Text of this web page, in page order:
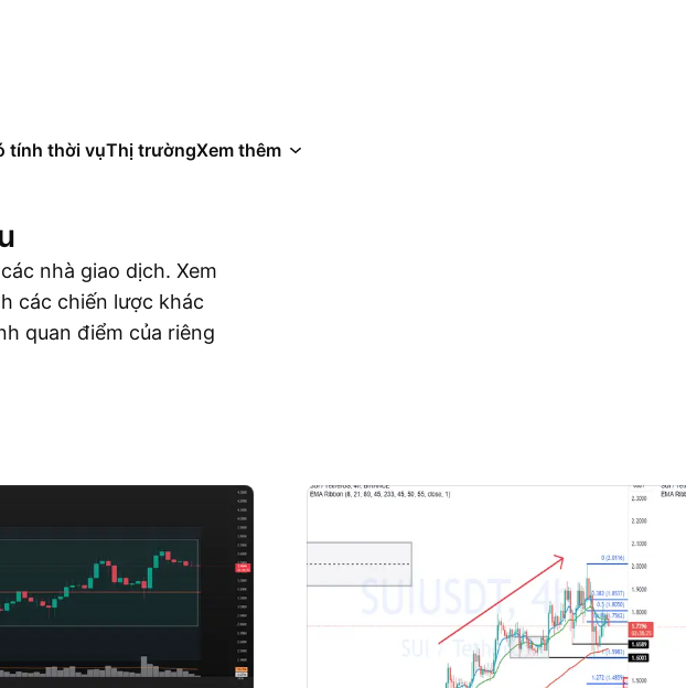
tính thời vụThị trườngXem thêm
nhà giao dịch. Xem
các chiến lược khác
quan điểm của riêng